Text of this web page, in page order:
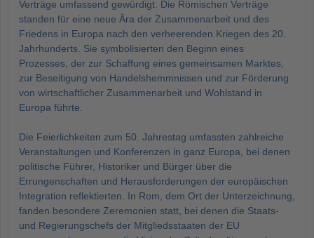
Verträge umfassend gewürdigt. Die Römischen Verträge
standen für eine neue Ära der Zusammenarbeit und des
Friedens in Europa nach den verheerenden Kriegen des 20.
Jahrhunderts. Sie symbolisierten den Beginn eines
Prozesses, der zur Schaffung eines gemeinsamen Marktes,
zur Beseitigung von Handelshemmnissen und zur Förderung
von wirtschaftlicher Zusammenarbeit und Wohlstand in
Europa führte.
Die Feierlichkeiten zum 50. Jahrestag umfassten zahlreiche
Veranstaltungen und Konferenzen in ganz Europa, bei denen
politische Führer, Historiker und Bürger über die
Errungenschaften und Herausforderungen der europäischen
Integration reflektierten. In Rom, dem Ort der Unterzeichnung,
fanden besondere Zeremonien statt, bei denen die Staats-
und Regierungschefs der Mitgliedsstaaten der EU